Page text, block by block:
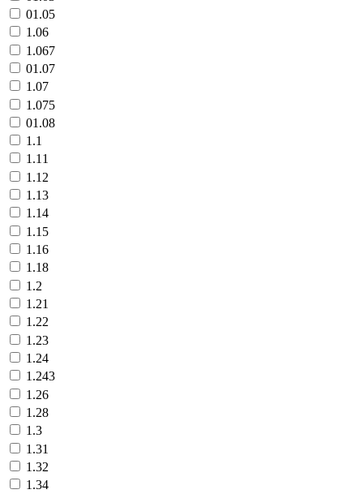
01.05
1.06
1.067
01.07
1.07
1.075
01.08
1.1
1.11
1.12
1.13
1.14
1.15
1.16
1.18
1.2
1.21
1.22
1.23
1.24
1.243
1.26
1.28
1.3
1.31
1.32
1.34